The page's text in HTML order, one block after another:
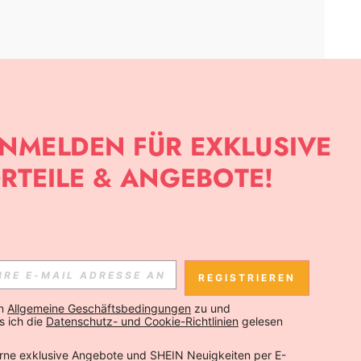
APP
ANMELDEST, KANNST DU DIE NEUESTEN TRENDS VOR
DICH JEDERZEIT ABMELDEN).
Abonnieren
Abonnieren
REGISTRIEREN
Allgemeine Geschäftsbedingungen zu und
ich die Datenschutz- und Cookie-Richtlinien gelesen
exklusive Angebote und SHEIN Neuigkeiten per E-